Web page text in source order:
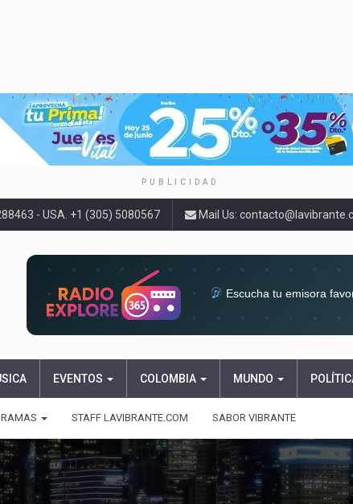
PUBLICIDAD
- USA. +1 (305) 5080567 Mail Us:
Escucha tu emisora
EVENTOS COLOMBIA MUNDO
STAFF LAVIBRANTE.COM SABOR VIBRANTE